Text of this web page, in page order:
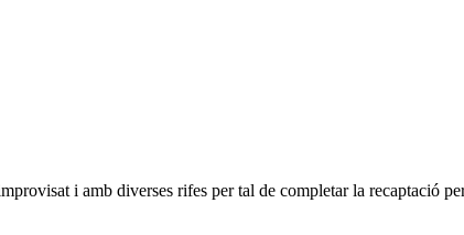
i amb diverses rifes per tal de completar la recaptació